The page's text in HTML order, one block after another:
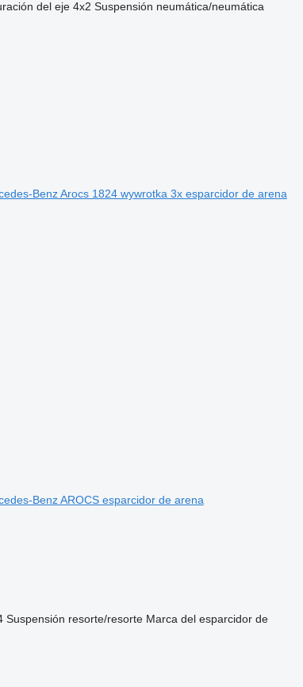
del eje 4x2 Suspensión neumática/neumática
Benz Arocs 1824 wywrotka 3x esparcidor de arena
Benz AROCS esparcidor de arena
Suspensión resorte/resorte Marca del esparcidor de